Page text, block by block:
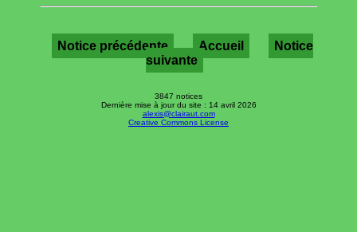
Notice précédente Accueil
Notice
suivante
3847 notices
Dernière mise à jour du site : 14 avril 2026
alexis@clairaut.com
Creative Commons License